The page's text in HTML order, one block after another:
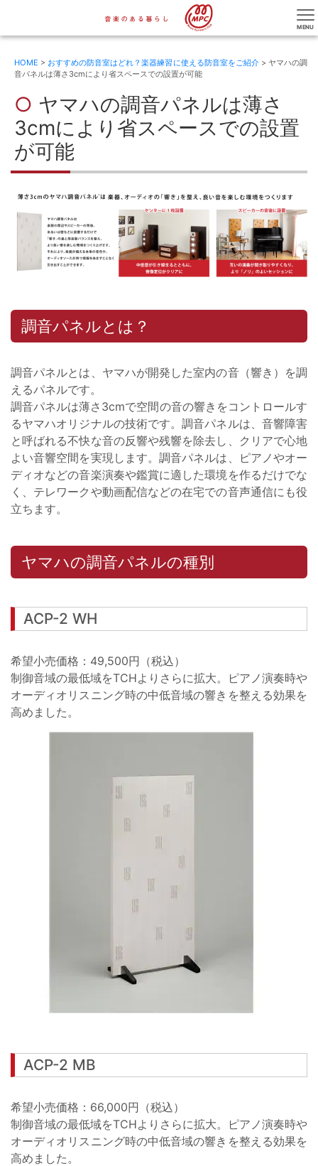
HOME > おすすめの防音室はどれ？楽器練習に使える防音室をご紹介> ヤマハの調
音パネルは薄さ3cmにより省スペースでの設置が可能
ヤマハの調音パネルは薄さ
3cmにより省スペースでの設置
が可能
調音パネルとは？
調音パネルとは、ヤマハが開発した室内の音（響き）を調
えるパネルです。
調音パネルは薄さ3cmで空間の音の響きをコントロールす
るヤマハオリジナルの技術です。調音パネルは、音響障害
と呼ばれる不快な音の反響や残響を除去し、クリアで心地
よい音響空間を実現します。調音パネルは、ピアノやオー
ディオなどの音楽演奏や鑑賞に適した環境を作るだけでな
く、テレワークや動画配信などの在宅での音声通信にも役
立ちます。
ヤマハの調音パネルの種別
ACP-2 WH
希望小売価格：49,500円（税込）
制御音域の最低域をTCHよりさらに拡大。ピアノ演奏時や
オーディオリスニング時の中低音域の響きを整える効果を
高めました。
ACP-2 MB
希望小売価格：66,000円（税込）
制御音域の最低域をTCHよりさらに拡大。ピアノ演奏時や
オーディオリスニング時の中低音域の響きを整える効果を
高めました。